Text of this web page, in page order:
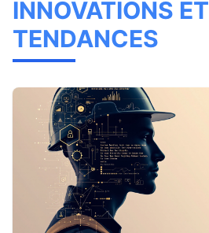
INNOVATIONS ET
TENDANCES